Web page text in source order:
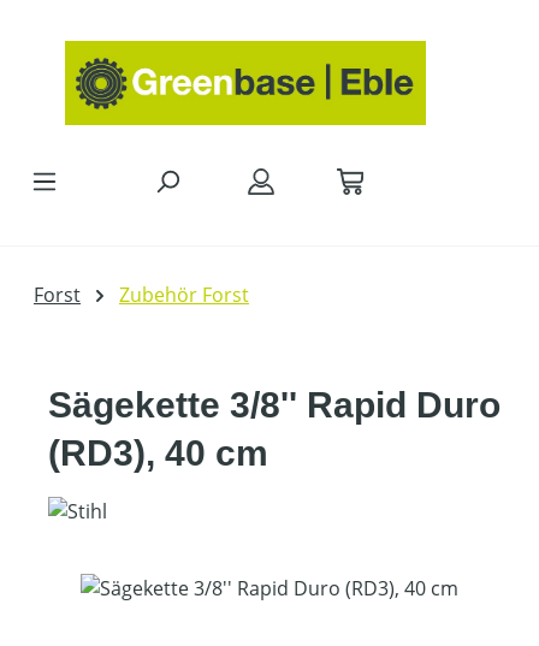
Forst Zubehör Forst
Sägekette 3/8'' Rapid Duro
(RD3), 40 cm
Bildergalerie überspringen